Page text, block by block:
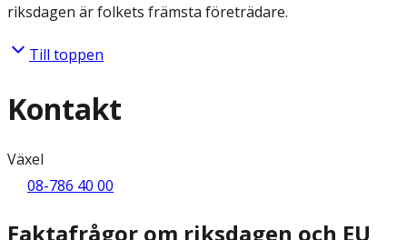
riksdagen är folkets främsta företrädare.
Till toppen
Kontakt
Växel
08-786 40 00
Faktafrågor om riksdagen och EU